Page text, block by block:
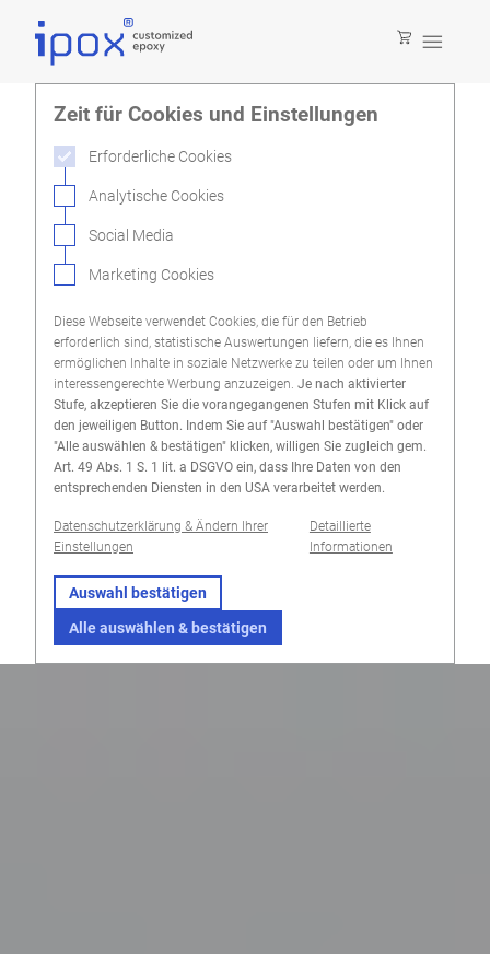

Zeit für Cookies und Einstellungen
Erforderliche Cookies
Analytische Cookies
Social Media
Marketing Cookies
Diese Webseite verwendet Cookies, die für den Betrieb
erforderlich sind, statistische Auswertungen liefern, die es Ihnen
ermöglichen Inhalte in soziale Netzwerke zu teilen oder um Ihnen
interessengerechte Werbung anzuzeigen. Je nach aktivierter
Stufe, akzeptieren Sie die vorangegangenen Stufen mit Klick auf
den jeweiligen Button. Indem Sie auf "Auswahl bestätigen" oder
"Alle auswählen & bestätigen" klicken, willigen Sie zugleich gem.
Art. 49 Abs. 1 S. 1 lit. a DSGVO ein, dass Ihre Daten von den
entsprechenden Diensten in den USA verarbeitet werden.
Datenschutzerklärung & Ändern Ihrer
Einstellungen
Detaillierte
Informationen
Auswahl bestätigen
Alle auswählen & bestätigen